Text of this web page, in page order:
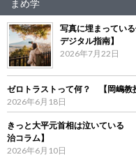
まめ学
写真に埋まってい
デジタル指南】
2026年7月22日
ゼロトラストって何？ 【岡嶋教
2026年6月18日
きっと大平元首相は泣いている
治コラム】
2026年6月10日